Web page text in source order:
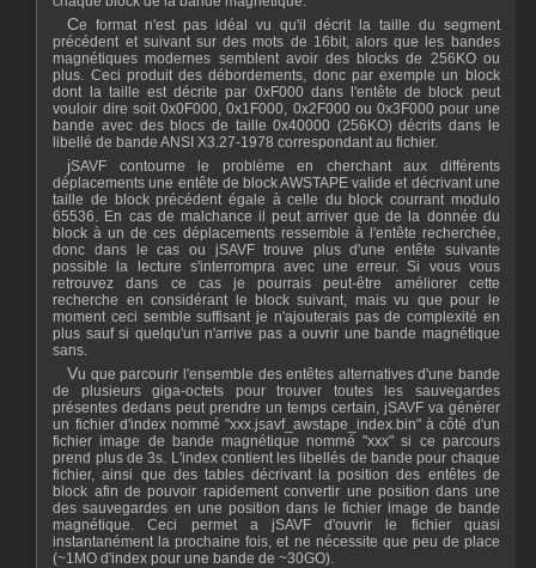
Ce format n'est pas idéal vu qu'il décrit la taille du segment
précédent et suivant sur des mots de 16bit, alors que les bandes
magnétiques modernes semblent avoir des blocks de 256KO ou
plus. Ceci produit des débordements, donc par exemple un block
dont la taille est décrite par 0xF000 dans l'entête de block peut
vouloir dire soit 0x0F000, 0x1F000, 0x2F000 ou 0x3F000 pour une
bande avec des blocs de taille 0x40000 (256KO) décrits dans le
libellé de bande ANSI X3.27-1978 correspondant au fichier.
jSAVF contourne le problème en cherchant aux différents
déplacements une entête de block AWSTAPE valide et décrivant une
taille de block précédent égale à celle du block courrant modulo
65536. En cas de malchance il peut arriver que de la donnée du
block à un de ces déplacements ressemble à l'entête recherchée,
donc dans le cas ou jSAVF trouve plus d'une entête suivante
possible la lecture s'interrompra avec une erreur. Si vous vous
retrouvez dans ce cas je pourrais peut-être améliorer cette
recherche en considérant le block suivant, mais vu que pour le
moment ceci semble suffisant je n'ajouterais pas de complexité en
plus sauf si quelqu'un n'arrive pas a ouvrir une bande magnétique
sans.
Vu que parcourir l'ensemble des entêtes alternatives d'une bande
de plusieurs giga-octets pour trouver toutes les sauvegardes
présentes dedans peut prendre un temps certain, jSAVF va générer
un fichier d'index nommé "xxx.jsavf_awstape_index.bin" à côté d'un
fichier image de bande magnétique nommé "xxx" si ce parcours
prend plus de 3s. L'index contient les libellés de bande pour chaque
fichier, ainsi que des tables décrivant la position des entêtes de
block afin de pouvoir rapidement convertir une position dans une
des sauvegardes en une position dans le fichier image de bande
magnétique. Ceci permet a jSAVF d'ouvrir le fichier quasi
instantanément la prochaine fois, et ne nécessite que peu de place
(~1MO d'index pour une bande de ~30GO).